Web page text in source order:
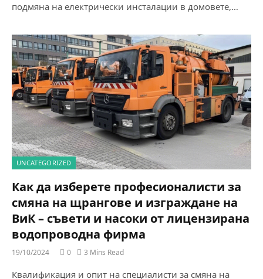
подмяна на електрически инсталации в домовете,…
UNCATEGORIZED
Как да изберете професионалисти за
смяна на щрангове и изграждане на
ВиК – съвети и насоки от лицензирана
водопроводна фирма
19/10/2024 0 3 Mins Read
Квалификация и опит на специалисти за смяна на